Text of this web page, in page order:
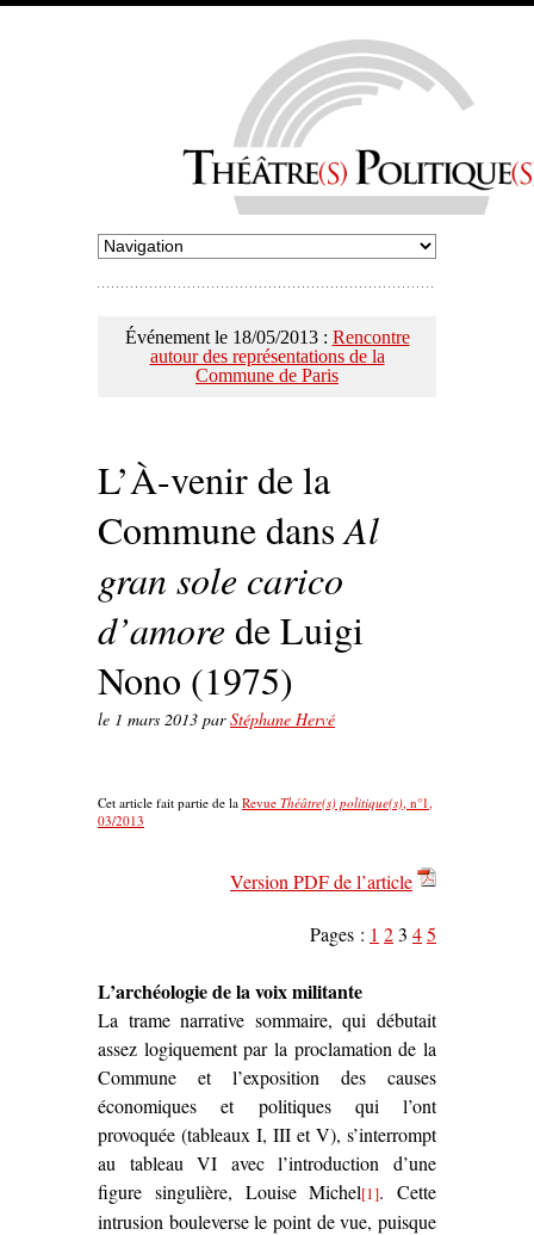
Événement le 18/05/2013 : Rencontre
autour des représentations de la
Commune de Paris
L’À-venir de la
Commune dansAl
gran sole carico
d’amorede Luigi
Nono (1975)
le 1 mars 2013 parStéphane Hervé
Cet article fait partie de la Revue Théâtre(s) politique(s) , n°1,
03/2013
Version PDF de l’article
Pages : 1 23 45
L’archéologie de la voix militante
La trame narrative sommaire, qui débutait
assez logiquement par la proclamation de la
Commune et l’exposition des causes
économiques et politiques qui l’ont
provoquée (tableaux I, III et V), s’interrompt
au tableau VI avec l’introduction d’une
figure singulière, Louise Michel[1]. Cette
intrusion bouleverse le point de vue, puisque